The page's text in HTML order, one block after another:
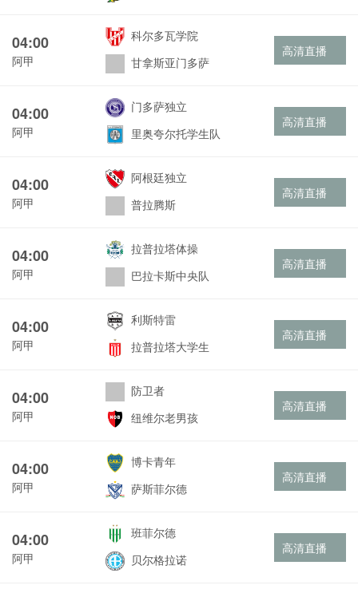
04:00
阿甲
科尔多瓦学院
甘拿斯亚门多萨
高清直播
04:00
阿甲
门多萨独立
里奥夸尔托学生队
高清直播
04:00
阿甲
阿根廷独立
普拉腾斯
高清直播
04:00
阿甲
拉普拉塔体操
巴拉卡斯中央队
高清直播
04:00
阿甲
利斯特雷
拉普拉塔大学生
高清直播
04:00
阿甲
防卫者
纽维尔老男孩
高清直播
04:00
阿甲
博卡青年
萨斯菲尔德
高清直播
04:00
阿甲
班菲尔德
贝尔格拉诺
高清直播